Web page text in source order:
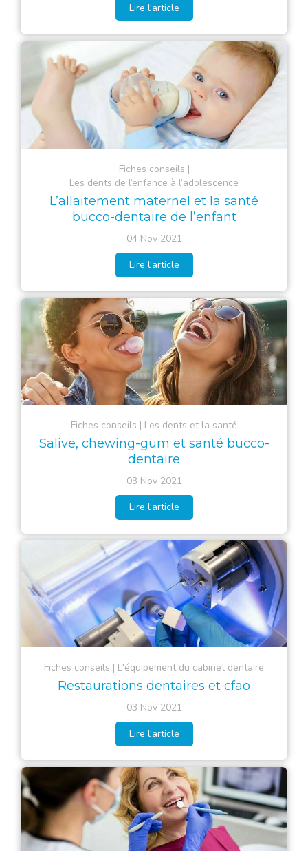
Lire l'article
Fiches conseils
Les dents de l’enfance à l’adolescence
L’allaitement maternel et la santé
bucco-dentaire de l’enfant
04 Nov 2021
Lire l'article
Fiches conseils Les dents et la santé
Salive, chewing-gum et santé bucco-
dentaire
03 Nov 2021
Lire l'article
Fiches conseils L'équipement du cabinet dentaire
Restaurations dentaires et cfao
03 Nov 2021
Lire l'article